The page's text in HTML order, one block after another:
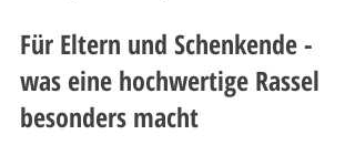
Für Eltern und Schenkende -
was eine hochwertige Rassel
besonders macht